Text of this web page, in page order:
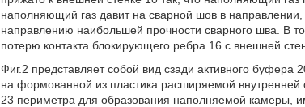
наполняющий газ давит на сварной шов в
направлению наибольшей прочности сварного шва. В
потерю контакта блокирующего ребра 16 с внешней
Фиг.2 представляет собой вид сзади активного
на формованной из пластика расширяемой внутренней
23 периметра для образования наполняемой камеры,